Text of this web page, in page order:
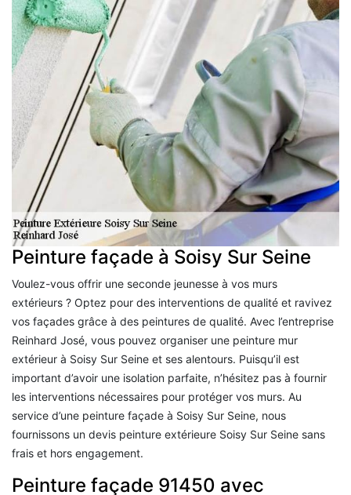
Peinture façade à Soisy Sur Seine
Voulez-vous offrir une seconde jeunesse à vos murs
extérieurs ? Optez pour des interventions de qualité et ravivez
vos façades grâce à des peintures de qualité. Avec l’entreprise
Reinhard José, vous pouvez organiser une peinture mur
extérieur à Soisy Sur Seine et ses alentours. Puisqu’il est
important d’avoir une isolation parfaite, n’hésitez pas à fournir
les interventions nécessaires pour protéger vos murs. Au
service d’une peinture façade à Soisy Sur Seine, nous
fournissons un devis peinture extérieure Soisy Sur Seine sans
frais et hors engagement.
Peinture façade 91450 avec